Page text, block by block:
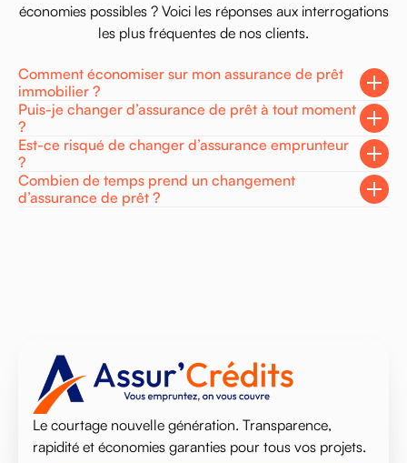
économies possibles ? Voici les réponses aux interrogations
les plus fréquentes de nos clients.
Comment économiser sur mon assurance de prêt
immobilier ?
Puis-je changer d’assurance de prêt à tout moment
?
Est-ce risqué de changer d’assurance emprunteur
?
Combien de temps prend un changement
d’assurance de prêt ?
Le courtage nouvelle génération. Transparence,
rapidité et économies garanties pour tous vos projets.